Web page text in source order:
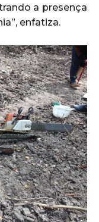
a presença
enfatiza.